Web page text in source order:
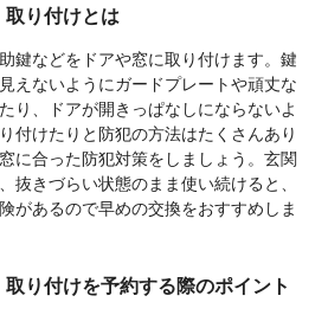
り付けとは
鍵などをドアや窓に取り付けます。鍵
えないようにガードプレートや頑丈な
り、ドアが開きっぱなしにならないよ
付けたりと防犯の方法はたくさんあり
に合った防犯対策をしましょう。玄関
抜きづらい状態のまま使い続けると、
があるので早めの交換をおすすめしま
り付けを予約する際のポイント